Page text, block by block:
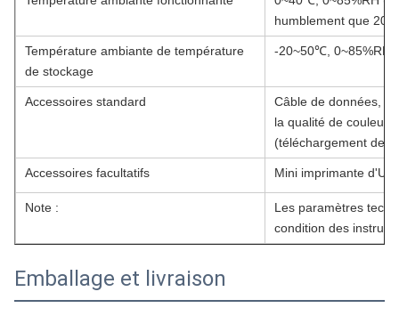
humblement que
Température ambiante de température
de stockage
-20~50℃, 0~85%RH
Accessoires standard
Câble de données,
la qualité de couleur
(téléchargement de
Accessoires facultatifs Mini imprimante
Note :
Les paramètres
condition des
Emballage et livraison